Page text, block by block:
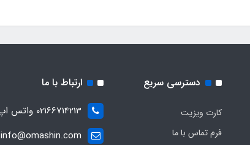
دسترسی سریع
کارت ویزیت
فرم تماس با ما
ارتباط با ما
02166714213 واتس اپ 09028288820
info@omashin.com